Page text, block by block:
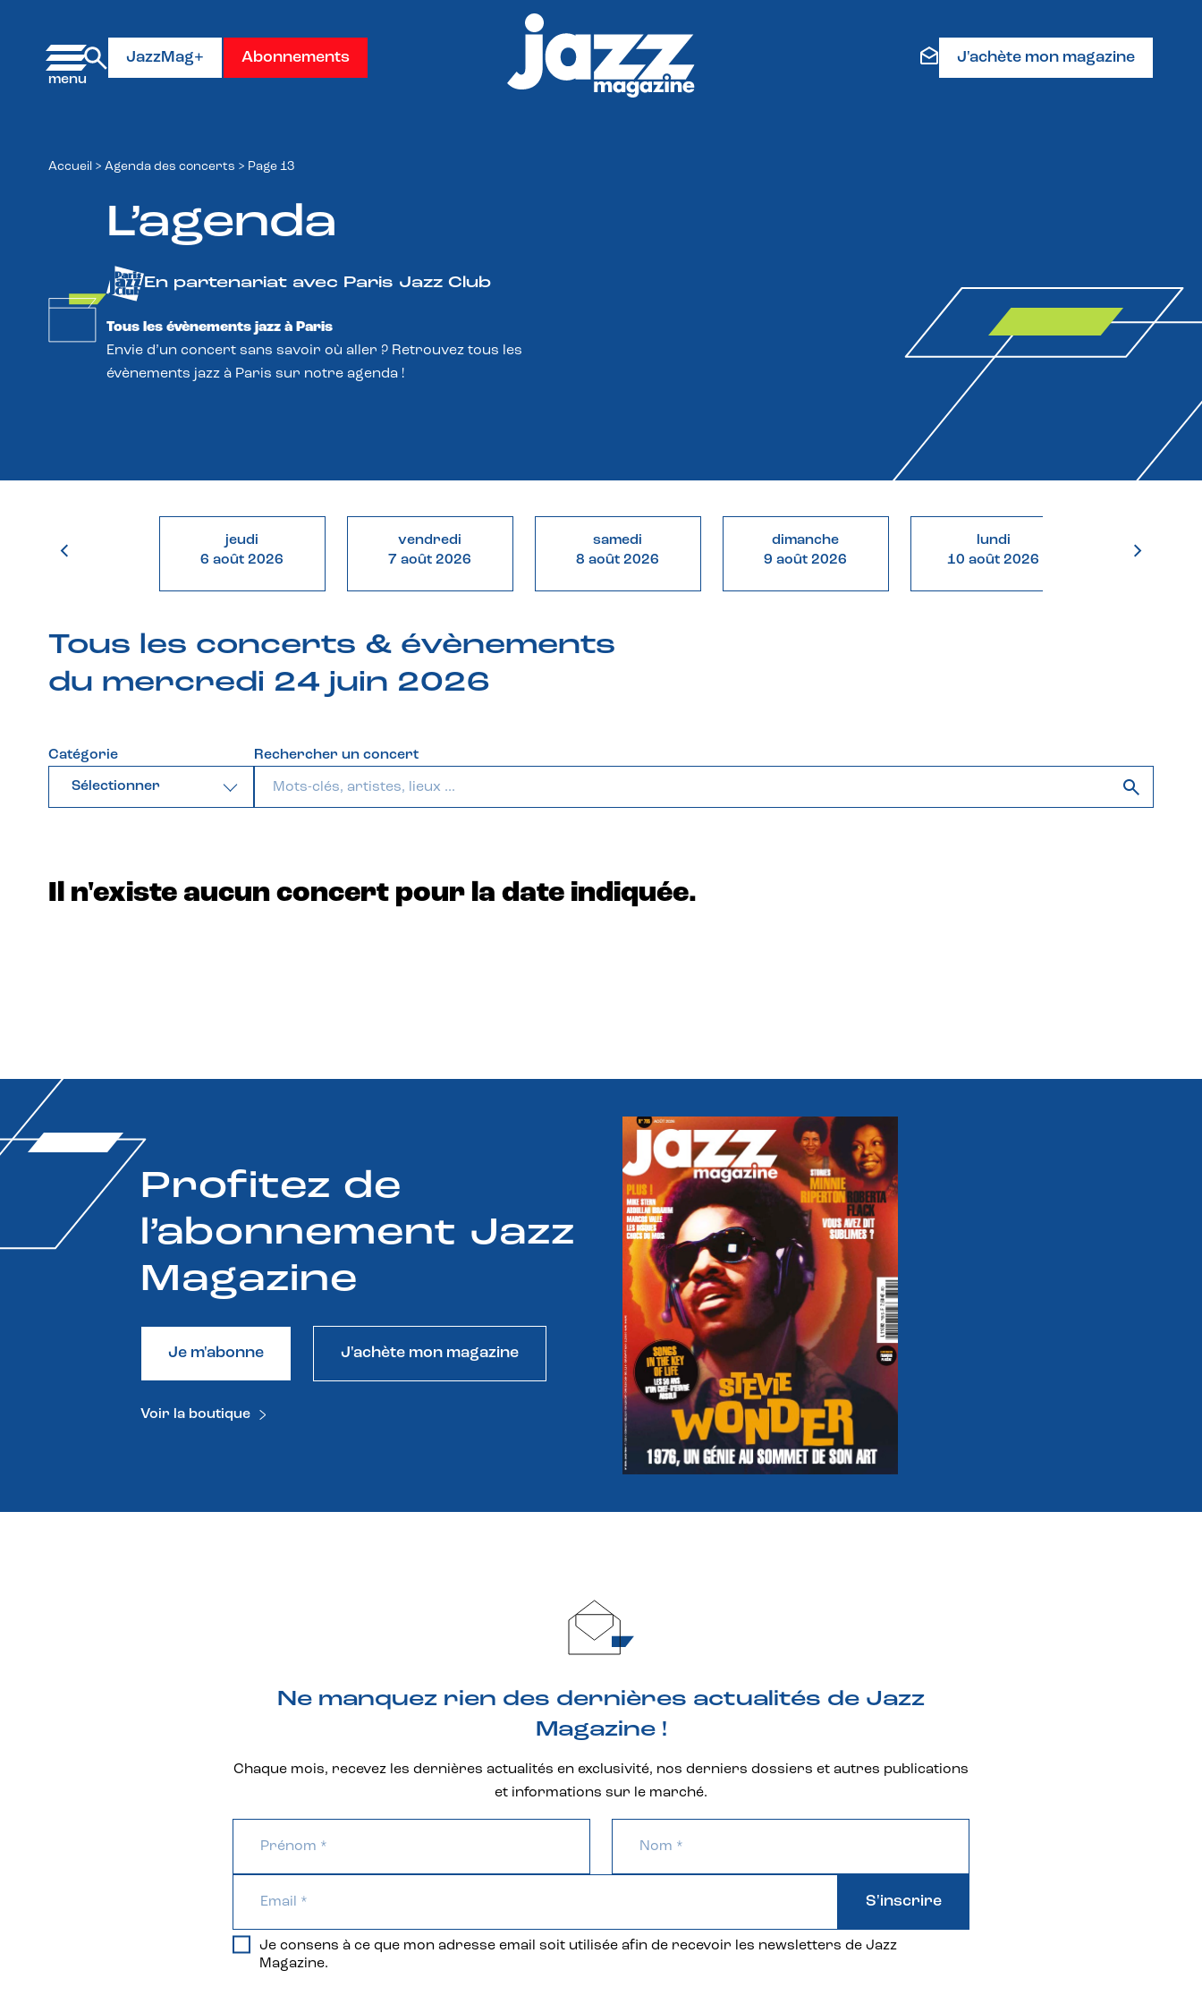
JazzMag+ Abonnements J'achète mon magazine
Accueil > Agenda des concerts > Page 13
L’agenda
En partenariat avec Paris Jazz Club
Tous les évènements jazz à Paris
Envie d’un concert sans savoir où aller ? Retrouvez tous les
évènements jazz à Paris sur notre agenda !
jeudi
6 août 2026
vendredi
7 août 2026
samedi
8 août 2026
dimanche
9 août 2026
lundi
10 août 2026
11 août
Tous les concerts & évènements
du mercredi 24 juin 2026
Catégorie
Sélectionner
Rechercher un concert
Il n'existe aucun concert pour la date indiquée.
Profitez de
l’abonnement Jazz
Magazine
Je m'abonne J'achète mon magazine
Voir la boutique
Ne manquez rien des dernières actualités de Jazz
Magazine !
Chaque mois, recevez les dernières actualités en exclusivité, nos derniers dossiers et autres publications
et informations sur le marché.
Je consens à ce que mon adresse email soit utilisée afin de recevoir les newsletters de Jazz
Magazine.
S'inscrire